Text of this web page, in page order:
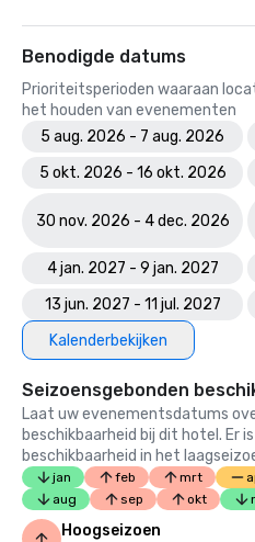
Benodigde datums
Prioriteitsperioden waaraan
het houden van evenementen
5 aug. 2026 - 7 aug. 2026
5 okt. 2026 - 16 okt. 2026
30 nov. 2026 - 4 dec. 2026
4 jan. 2027 - 9 jan. 2027
13 jun. 2027 - 11 jul. 2027
Kalenderbekijken
Seizoensgebonden
Laat uw evenementsdatums
beschikbaarheid bij dit hotel. Er
beschikbaarheid in het
jan feb mrt
aug
sep okt
Hoogseizoen